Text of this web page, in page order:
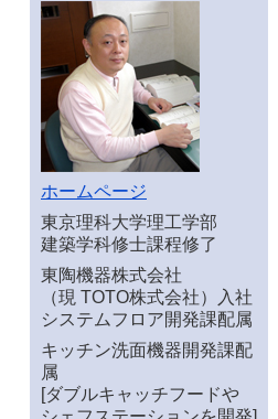
ホームページ
東京理科大学理工学部
建築学科修士課程修了
東陶機器株式会社
（現 TOTO株式会社）入社
システムフロア開発課配属
キッチン洗面機器開発課配
属
[ダブルキャッチフードや